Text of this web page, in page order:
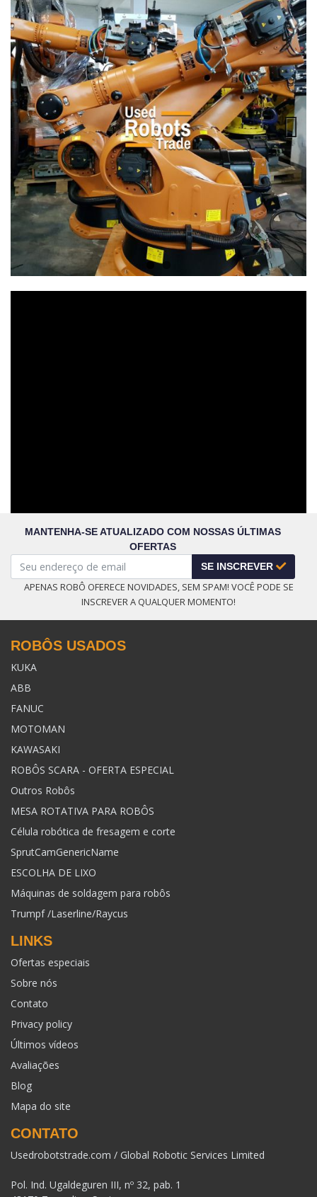
Previous
MANTENHA-SE ATUALIZADO COM NOSSAS ÚLTIMAS
OFERTAS
SE INSCREVER
APENAS ROBÔ OFERECE NOVIDADES, SEM SPAM! VOCÊ PODE SE
INSCREVER A QUALQUER MOMENTO!
ROBÔS USADOS
KUKA
ABB
FANUC
MOTOMAN
KAWASAKI
ROBÔS SCARA - OFERTA ESPECIAL
Outros Robôs
MESA ROTATIVA PARA ROBÔS
Célula robótica de fresagem e corte
SprutCamGenericName
ESCOLHA DE LIXO
Máquinas de soldagem para robôs
Trumpf /Laserline/Raycus
LINKS
Ofertas especiais
Sobre nós
Contato
Privacy policy
Últimos vídeos
Avaliações
Blog
Mapa do site
CONTATO
Usedrobotstrade.com / Global Robotic Services Limited
Pol. Ind. Ugaldeguren III, nº 32, pab. 1